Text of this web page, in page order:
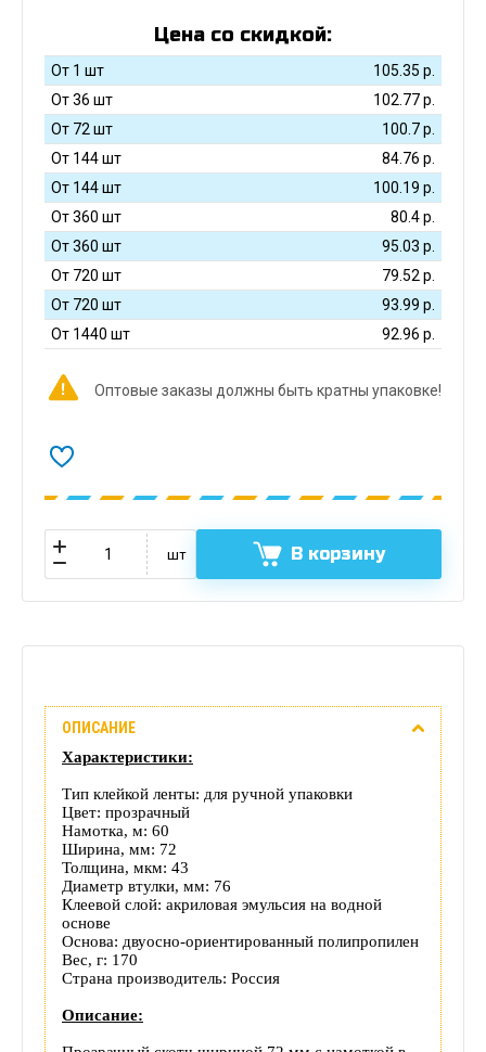
Цена со скидкой:
От 1 шт 105.35 р.
От 36 шт
102.77р.
От 72 шт
100.7р.
От 144 шт
84.76 р.
От 144 шт
100.19 р.
От 360 шт
80.4р.
От 360 шт
95.03 р.
От 720 шт
79.52 р.
От 720 шт
93.99 р.
От 1440 шт
92.96 р.
Оптовые заказы должны быть кратны упаковке!
шт В корзину
Отзывы
(0)
Доставка
этого
товара
ОПИСАНИЕ
Характеристики:
Тип клейкой ленты: для ручной упаковки
Цвет: прозрачный
Намотка, м: 60
Ширина, мм: 72
Толщина, мкм: 43
Диаметр втулки, мм: 76
Клеевой слой: акриловая эмульсия на водной
основе
Основа: двуосно-ориентированный полипропилен
Вес, г: 170
Страна производитель: Россия
Описание: